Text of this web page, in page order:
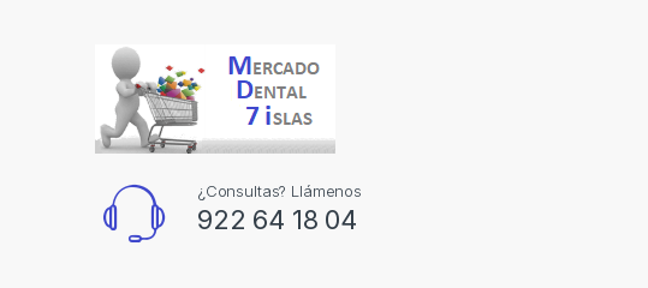
¿Consultas? Llámenos
922 64 18 04